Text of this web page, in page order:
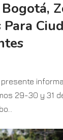
presente
29-30 y 31